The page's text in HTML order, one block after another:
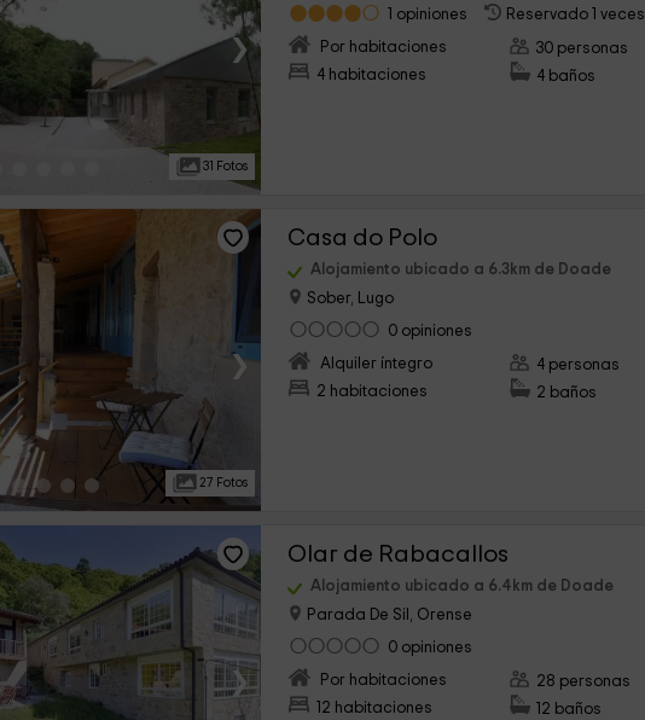
›
31 Fotos
1 opiniones
Reservado 1 veces
Por habitaciones
4 habitaciones
30 personas
4 baños
›
27 Fotos
Casa do Polo
Alojamiento ubicado a 6.3km de Doade
Sober, Lugo
0 opiniones
Alquiler íntegro
2 habitaciones
4 personas
2 baños
›
Olar de Rabacallos
Alojamiento ubicado a 6.4km de Doade
Parada De Sil, Orense
0 opiniones
Por habitaciones
12 habitaciones
28 personas
12 baños